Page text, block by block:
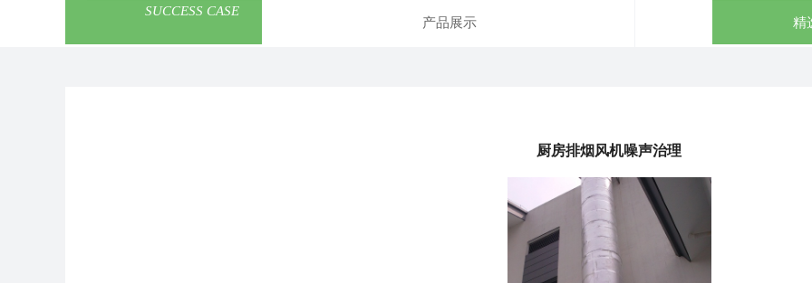
SUCCESS CASE
产品展示
精
厨房排烟风机噪声治理